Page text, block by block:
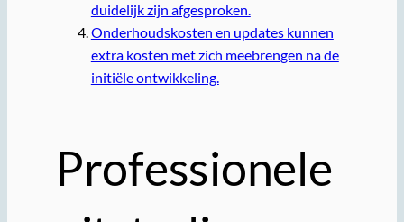
duidelijk zijn afgesproken.
Onderhoudskosten en updates kunnen
extra kosten met zich meebrengen na de
initiële ontwikkeling.
Professionele